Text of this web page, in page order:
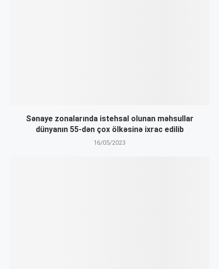
Sənaye zonalarında istehsal olunan məhsullar
dünyanın 55-dən çox ölkəsinə ixrac edilib
16/05/2023